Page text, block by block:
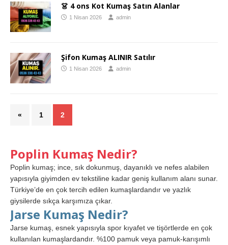
👗 4 ons Kot Kumaş Satın Alanlar
1 Nisan 2026 admin
Şifon Kumaş ALINIR Satılır
1 Nisan 2026 admin
« 1 2
Poplin Kumaş Nedir?
Poplin kumaş; ince, sık dokunmuş, dayanıklı ve nefes alabilen
yapısıyla giyimden ev tekstiline kadar geniş kullanım alanı sunar.
Türkiye’de en çok tercih edilen kumaşlardandır ve yazlık
giysilerde sıkça karşımıza çıkar.
Jarse Kumaş Nedir?
Jarse kumaş, esnek yapısıyla spor kıyafet ve tişörtlerde en çok
kullanılan kumaşlardandır. %100 pamuk veya pamuk-karışımlı